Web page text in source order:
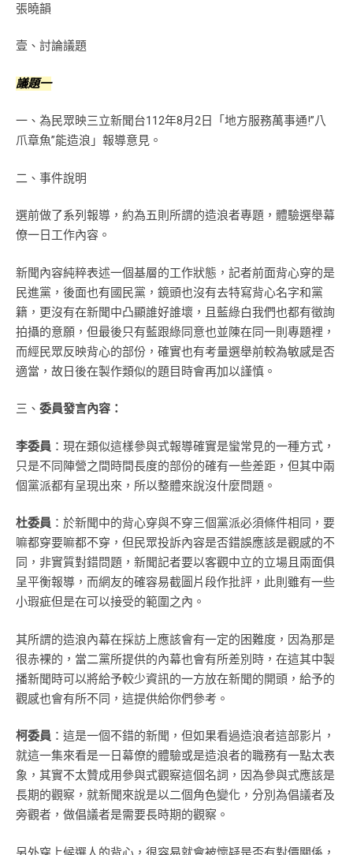
張曉韻
壹、討論議題
議題一
一、為民眾映三立新聞台112年8月2日「地方服務萬事通!”八
爪章魚”能造浪」報導意見。
二、事件說明
選前做了系列報導，約為五則所謂的造浪者專題，體驗選舉幕
僚一日工作內容。
新聞內容純粹表述一個基層的工作狀態，記者前面背心穿的是
民進黨，後面也有國民黨，鏡頭也沒有去特寫背心名字和黨
籍，更沒有在新聞中凸顯誰好誰壞，且藍綠白我們也都有徵詢
拍攝的意願，但最後只有藍跟綠同意也並陳在同一則專題裡，
而經民眾反映背心的部份，確實也有考量選舉前較為敏感是否
適當，故日後在製作類似的題目時會再加以謹慎。
三、 委員發言內容：
李委員 ：現在類似這樣參與式報導確實是蠻常見的一種方式，
只是不同陣營之間時間長度的部份的確有一些差距，但其中兩
個黨派都有呈現出來，所以整體來說沒什麼問題。
杜委員 ：於新聞中的背心穿與不穿三個黨派必須條件相同，要
嘛都穿要嘛都不穿，但民眾投訴內容是否錯誤應該是觀感的不
同，非實質對錯問題，新聞記者要以客觀中立的立場且兩面俱
呈平衡報導，而網友的確容易截圖片段作批評，此則雖有一些
小瑕疵但是在可以接受的範圍之內。
其所謂的造浪內幕在採訪上應該會有一定的困難度，因為那是
很赤裸的，當二黨所提供的內幕也會有所差別時，在這其中製
播新聞時可以將給予較少資訊的一方放在新聞的開頭，給予的
觀感也會有所不同，這提供給你們參考。
柯委員 ：這是一個不錯的新聞，但如果看過造浪者這部影片，
就這一集來看是一日幕僚的體驗或是造浪者的職務有一點太表
象，其實不太贊成用參與式觀察這個名詞，因為參與式應該是
長期的觀察，就新聞來說是以二個角色變化，分別為倡議者及
旁觀者，做倡議者是需要長時期的觀察。